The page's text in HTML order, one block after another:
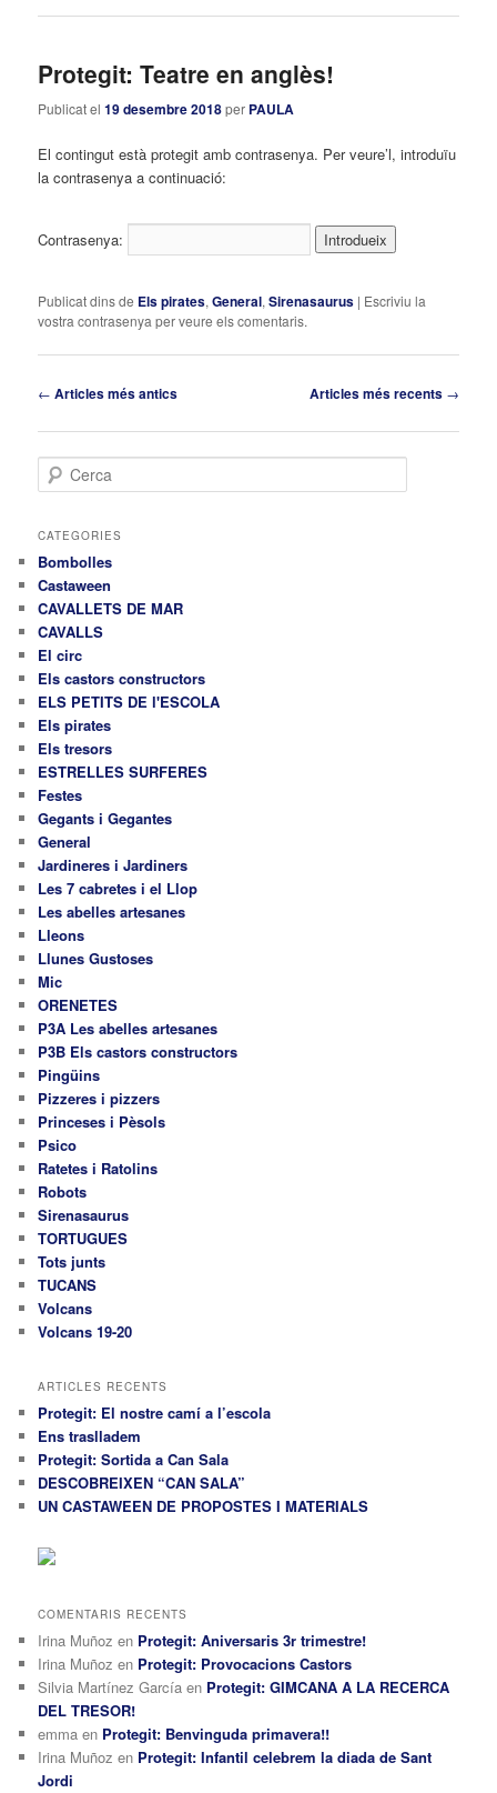
Protegit: Teatre en anglès!
Publicat el19 desembre 2018per PAULA
El contingut està protegit amb contrasenya. Per veure’l, introduïu
la contrasenya a continuació:
Contrasenya:
Publicat dins de Els pirates,General,Sirenasaurus | Escriviu la
vostra contrasenya per veure els comentaris.
Navegació
articles
← Articles més antics Articles més recents →
e
c
CATEGORIES
Bombolles
Castaween
CAVALLETS DE MAR
CAVALLS
El circ
Els castors constructors
ELS PETITS DE l'ESCOLA
Els pirates
Els tresors
ESTRELLES SURFERES
Festes
Gegants i Gegantes
General
Jardineres i Jardiners
Les 7 cabretes i el Llop
Les abelles artesanes
Lleons
Llunes Gustoses
Mic
ORENETES
P3A Les abelles artesanes
P3B Els castors constructors
Pingüins
Pizzeres i pizzers
Princeses i Pèsols
Psico
Ratetes i Ratolins
Robots
Sirenasaurus
TORTUGUES
Tots junts
TUCANS
Volcans
Volcans 19-20
ARTICLES RECENTS
Protegit: El nostre camí a l’escola
Ens traslladem
Protegit: Sortida a Can Sala
DESCOBREIXEN “CAN SALA”
UN CASTAWEEN DE PROPOSTES I MATERIALS
COMENTARIS RECENTS
Irina Muñoz en Protegit: Aniversaris 3r trimestre!
Irina Muñoz en Protegit: Provocacions Castors
Silvia Martínez García en Protegit: GIMCANA A LA RECERCA
DEL TRESOR!
emma en Protegit: Benvinguda primavera!!
Irina Muñoz en Protegit: Infantil celebrem la diada de Sant
Jordi